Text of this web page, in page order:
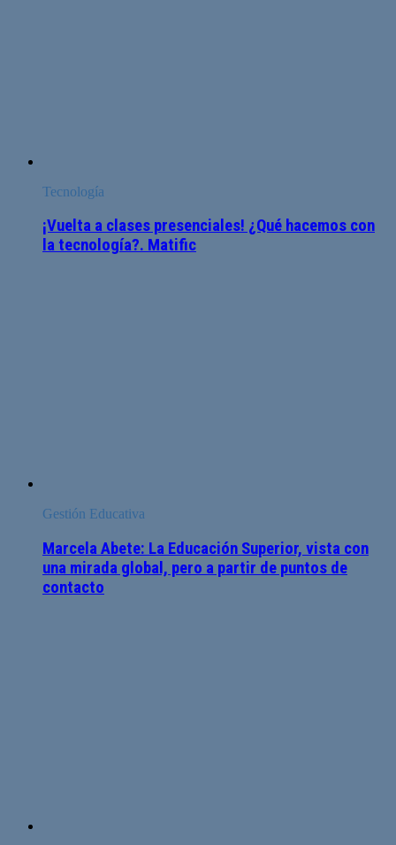
Tecnología
¡Vuelta a clases presenciales! ¿Qué hacemos con
la tecnología?. Matific
Gestión Educativa
Marcela Abete: La Educación Superior, vista con
una mirada global, pero a partir de puntos de
contacto